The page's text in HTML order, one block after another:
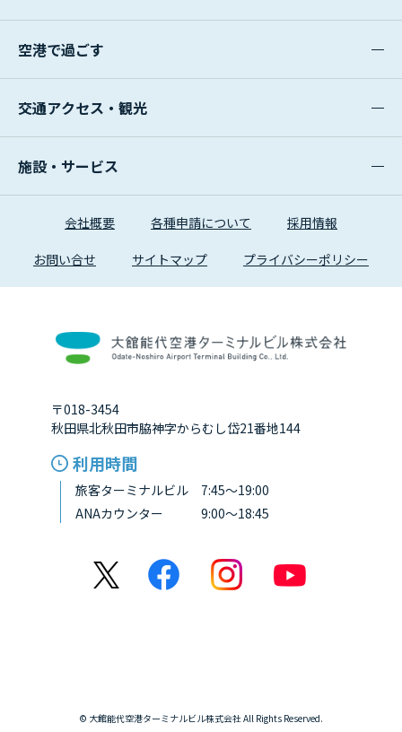
空港で過ごす
交通アクセス・観光
施設・サービス
会社概要 各種申請について 採用情報
お問い合せ サイトマップ プライバシーポリシー
〒018-3454
秋田県北秋田市脇神字からむし岱21番地144
利用時間
旅客ターミナルビル 7:45～19:00
ANAカウンター 9:00～18:45
© 大館能代空港ターミナルビル株式会社 All Rights Reserved.